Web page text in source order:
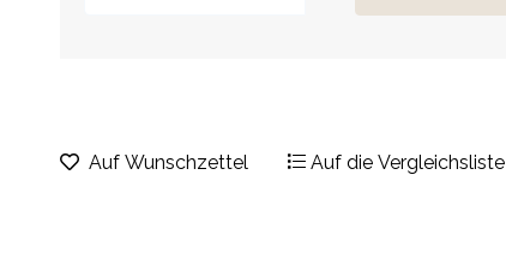
Auf Wunschzettel Auf die Vergleichsliste